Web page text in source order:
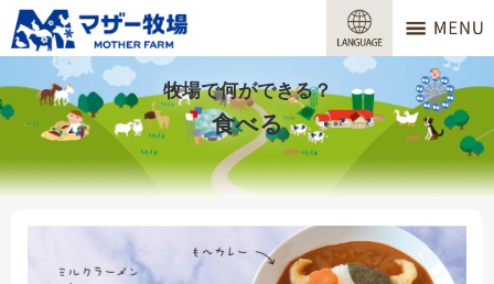
営業時間
料金
交通アクセス
サービスガイド
牧場で何ができる？
食べる